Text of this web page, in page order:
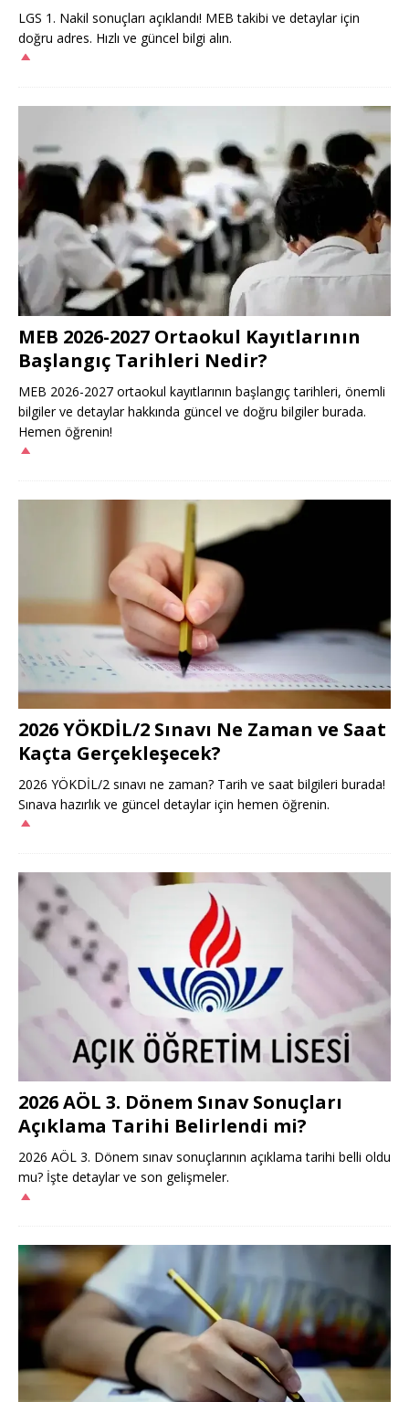
LGS 1. Nakil sonuçları açıklandı! MEB takibi ve detaylar için
doğru adres. Hızlı ve güncel bilgi alın.
MEB 2026-2027 Ortaokul Kayıtlarının
Başlangıç Tarihleri Nedir?
MEB 2026-2027 ortaokul kayıtlarının başlangıç tarihleri, önemli
bilgiler ve detaylar hakkında güncel ve doğru bilgiler burada.
Hemen öğrenin!
2026 YÖKDİL/2 Sınavı Ne Zaman ve Saat
Kaçta Gerçekleşecek?
2026 YÖKDİL/2 sınavı ne zaman? Tarih ve saat bilgileri burada!
Sınava hazırlık ve güncel detaylar için hemen öğrenin.
2026 AÖL 3. Dönem Sınav Sonuçları
Açıklama Tarihi Belirlendi mi?
2026 AÖL 3. Dönem sınav sonuçlarının açıklama tarihi belli oldu
mu? İşte detaylar ve son gelişmeler.